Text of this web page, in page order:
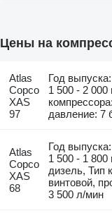
Цены на
Atlas
Copco
XAS
97
Год
1 500 - 2 000
давление: 7
Atlas
Copco
XAS
68
Год
1 500 - 1 800
дизель, Тип
винтовой,
3 500 л/мин